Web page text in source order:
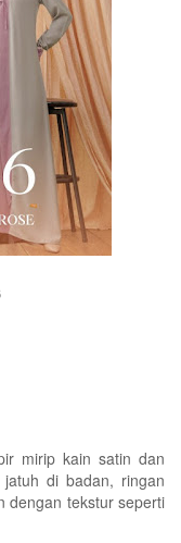
mirip kain satin dan
di badan, ringan
dengan tekstur seperti